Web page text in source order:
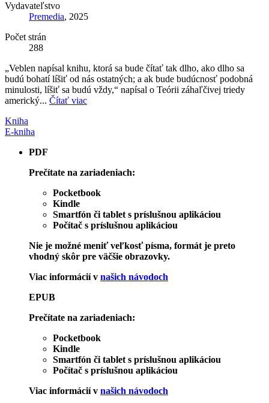
Vydavateľstvo
Premedia, 2025
Počet strán
288
„Veblen napísal knihu, ktorá sa bude čítať tak dlho, ako dlho sa
budú bohatí líšiť od nás ostatných; a ak bude budúcnosť podobná
minulosti, líšiť sa budú vždy,“ napísal o Teórii záhaľčivej triedy
americký... Čítať viac
Kniha
E-kniha
PDF
Prečítate na zariadeniach:
Pocketbook
Kindle
Smartfón či tablet s príslušnou aplikáciou
Počítač s príslušnou aplikáciou
Nie je možné meniť veľkosť písma, formát je preto
vhodný skôr pre väčšie obrazovky.
Viac informácií v našich návodoch
EPUB
Prečítate na zariadeniach:
Pocketbook
Kindle
Smartfón či tablet s príslušnou aplikáciou
Počítač s príslušnou aplikáciou
Viac informácií v našich návodoch